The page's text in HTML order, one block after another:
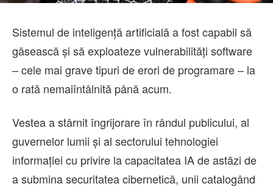
Sistemul de inteligență artificială a fost capabil să
găsească și să exploateze vulnerabilități software
– cele mai grave tipuri de erori de programare – la
o rată nemaiîntâlnită până acum.
Vestea a stârnit îngrijorare în rândul publicului, al
guvernelor lumii și al sectorului tehnologiei
informației cu privire la capacitatea IA de astăzi de
a submina securitatea cibernetică, unii catalogând